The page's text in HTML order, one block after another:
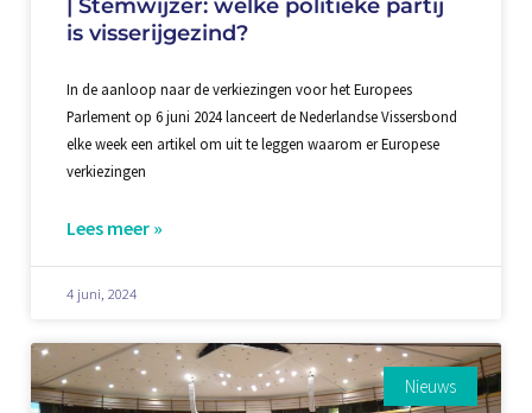
| Stemwijzer: welke politieke partij
is visserijgezind?
In de aanloop naar de verkiezingen voor het Europees
Parlement op 6 juni 2024 lanceert de Nederlandse Vissersbond
elke week een artikel om uit te leggen waarom er Europese
verkiezingen
Lees meer »
4 juni, 2024
Nieuws